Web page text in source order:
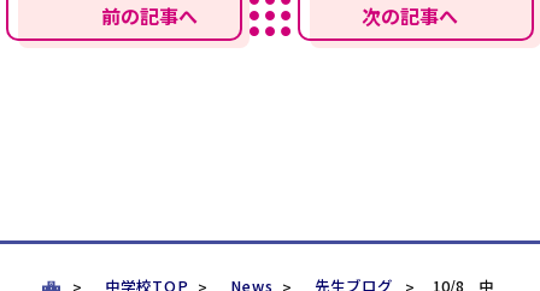
前の記事へ 次の記事へ
中学校TOP News 先生ブログ
10/8 中